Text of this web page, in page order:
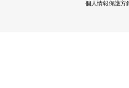
個人情報保護方